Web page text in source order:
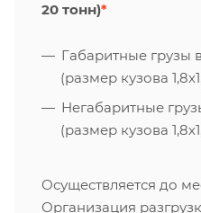
20 тонн)*
Габаритные грузы
(размер кузова
Негабаритные
(размер кузова
Осуществляется до
Организация